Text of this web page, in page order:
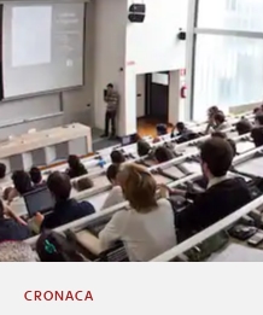
CRONACA